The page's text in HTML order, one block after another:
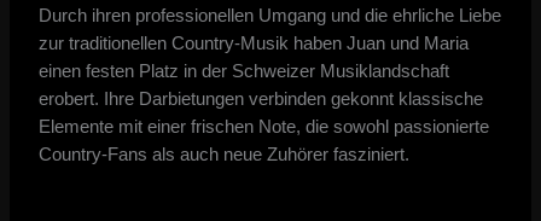
Durch ihren professionellen Umgang und die ehrliche Liebe
zur traditionellen Country-Musik haben Juan und Maria
einen festen Platz in der Schweizer Musiklandschaft
erobert. Ihre Darbietungen verbinden gekonnt klassische
Elemente mit einer frischen Note, die sowohl passionierte
Country-Fans als auch neue Zuhörer fasziniert.